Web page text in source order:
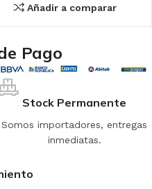
Añadir a comparar
Pago
Stock Permanente
Somos importadores, entregas
inmediatas.